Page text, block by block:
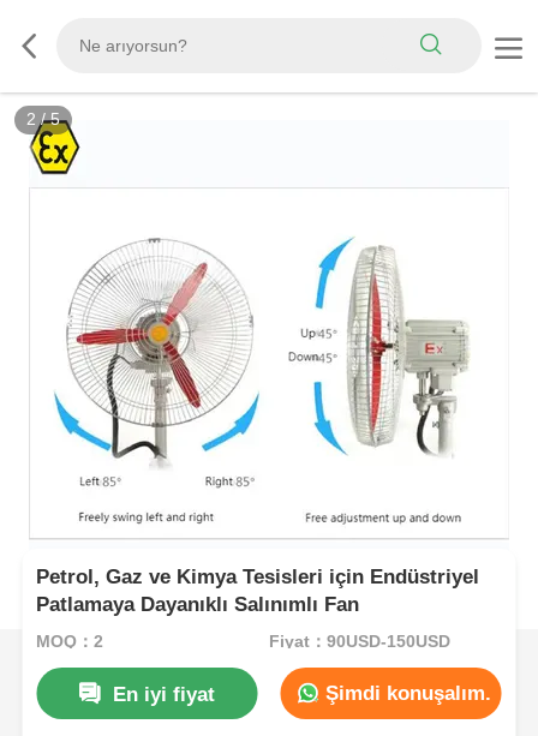
3 /5
Petrol, Gaz ve Kimya Tesisleri için Endüstriyel
Patlamaya Dayanıklı Salınımlı Fan
MOQ：2 Fiyat：90USD-150USD
En iyi fiyat Şimdi konuşalım.